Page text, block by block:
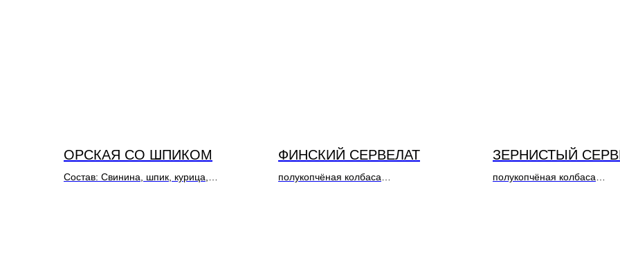
ОРСКАЯ СО ШПИКОМ
Состав: Свинина, шпик, курица,
ФИНСКИЙ СЕРВЕЛАТ
полукопчёная колбаса
ЗЕРНИСТЫЙ
полукопчёная колбаса